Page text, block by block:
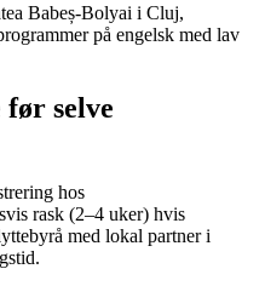
Babeș-Bolyai i Cluj,
på engelsk med lav
selve
hos
rask (2–4 uker) hvis
med lokal partner i